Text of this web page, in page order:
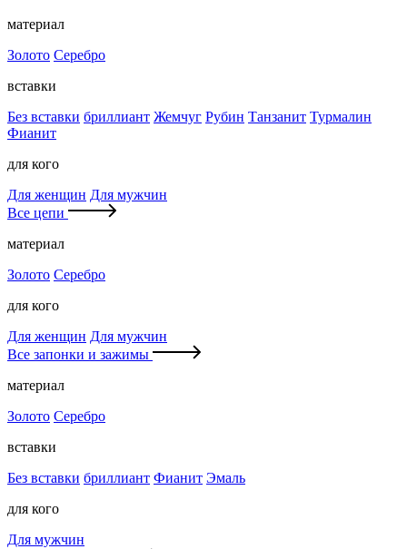
материал
Золото Серебро
вставки
Без вставки бриллиант Жемчуг Рубин Танзанит Турмалин
Фианит
для кого
Для женщин Для мужчин
Все цепи
материал
Золото Серебро
для кого
Для женщин Для мужчин
Все запонки и зажимы
материал
Золото Серебро
вставки
Без вставки бриллиант Фианит Эмаль
для кого
Для мужчин